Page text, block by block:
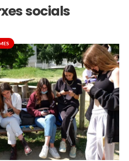
socials